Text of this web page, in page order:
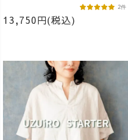
13,750円(税込)
2件